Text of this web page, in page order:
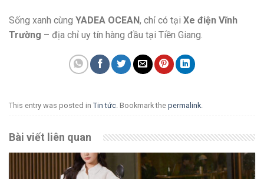
Sống xanh cùng YADEA OCEAN, chỉ có tại Xe điện Vĩnh
Trường – địa chỉ uy tín hàng đầu tại Tiền Giang.
This entry was posted in Tin tức . Bookmark the permalink
Bài viết liên quan